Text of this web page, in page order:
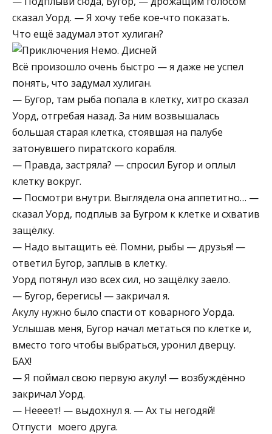
сказал Уорд. — Я хочу тебе кое-что показать.
Что ещё задумал этот хулиган?
Всё произошло очень быстро — я даже не успел
понять, что задумал хулиган.
— Бугор, там рыба попала в клетку, хитро сказал
Уорд, отгребая назад. За ним возвышалась
большая старая клетка, стоявшая на палубе
затонувшего пиратского корабля.
— Правда, застряла? — спросил Бугор и оплыл
клетку вокруг.
— Посмотри внутри. Выглядела она аппетитно… —
сказал Уорд, подплыв за Бугром к клетке и схватив
защёлку.
— Надо вытащить её. Помни, рыбы — друзья! —
ответил Бугор, заплыв в клетку.
Уорд потянул изо всех сил, но защёлку заело.
— Бугор, берегись! — закричал я.
Акулу нужно было спасти от коварного Уорда.
Услышав меня, Бугор начал метаться по клетке и,
вместо того чтобы выбраться, уронил дверцу.
БАХ!
— Я поймал свою первую акулу! — возбуждённо
закричал Уорд.
— Неееет! — выдохнул я. — Ах ты негодяй!
Отпусти моего друга.